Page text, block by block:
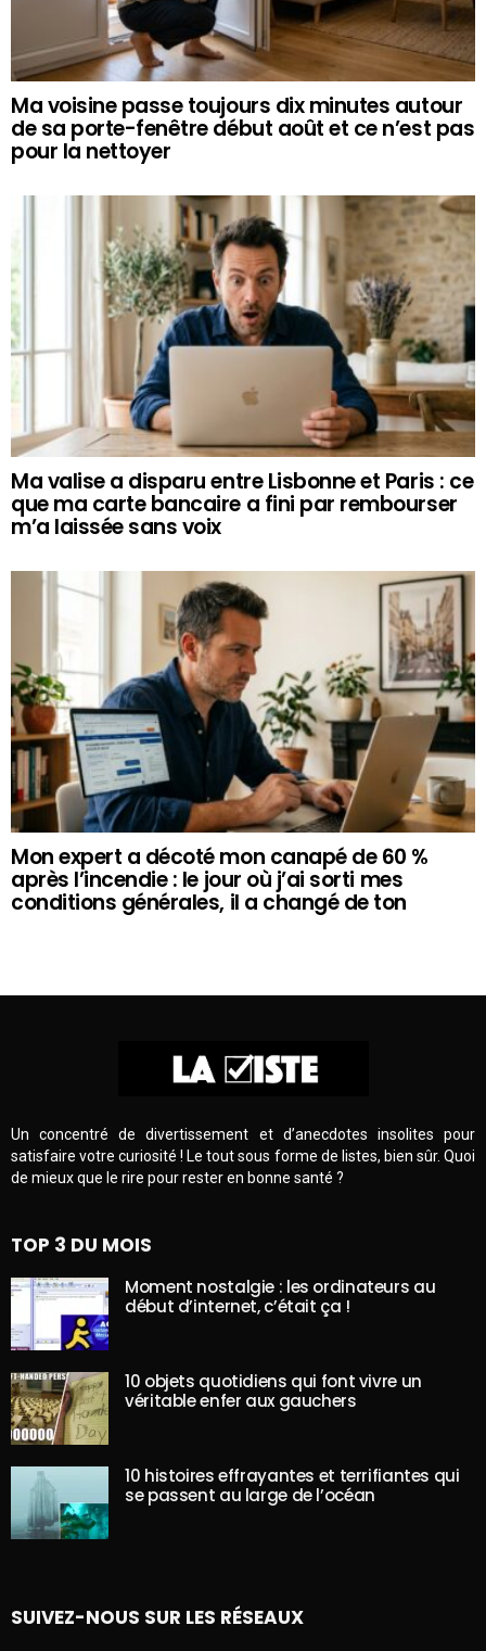
Ma voisine passe toujours dix minutes autour
de sa porte-fenêtre début août et ce n’est pas
pour la nettoyer
Ma valise a disparu entre Lisbonne et Paris : ce
que ma carte bancaire a fini par rembourser
m’a laissée sans voix
Mon expert a décoté mon canapé de 60 %
après l’incendie : le jour où j’ai sorti mes
conditions générales, il a changé de ton
Un concentré de divertissement et d’anecdotes insolites pour
satisfaire votre curiosité ! Le tout sous forme de listes, bien sûr. Quoi
de mieux que le rire pour rester en bonne santé ?
TOP 3 DU MOIS
Moment nostalgie : les ordinateurs au
début d’internet, c’était ça !
10 objets quotidiens qui font vivre un
véritable enfer aux gauchers
10 histoires effrayantes et terrifiantes qui
se passent au large de l’océan
SUIVEZ-NOUS SUR LES RÉSEAUX